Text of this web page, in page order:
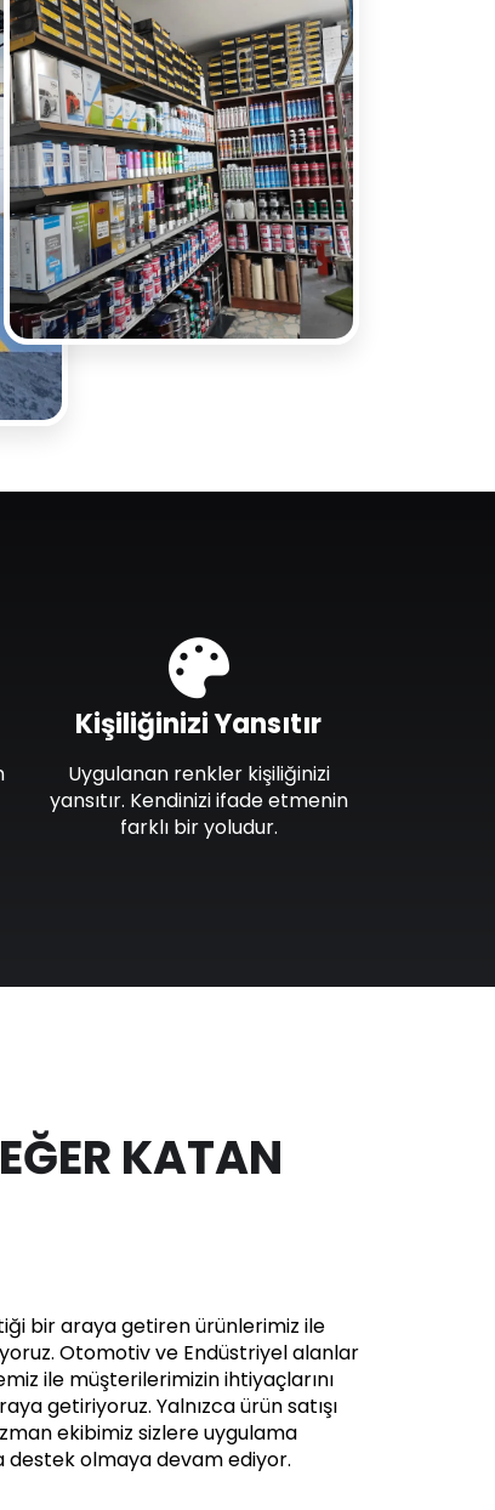
Kişiliğinizi Yansıtır
Uygulanan renkler kişiliğinizi
yansıtır. Kendinizi ifade etmenin
farklı bir yoludur.
KATAN
bir araya getiren ürünlerimiz ile
Otomotiv ve Endüstriyel alanlar
ile müşterilerimizin ihtiyaçlarını
getiriyoruz. Yalnızca ürün satışı
ekibimiz sizlere uygulama
destek olmaya devam ediyor.